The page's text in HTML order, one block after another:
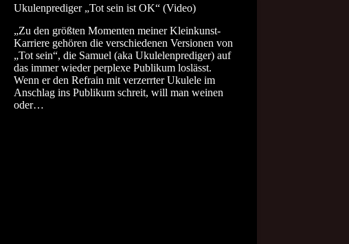
Ukulenprediger „Tot sein ist OK“ (Video)
„Zu den größten Momenten meiner Kleinkunst-
Karriere gehören die verschiedenen Versionen von
„Tot sein“, die Samuel (aka Ukulelenprediger) auf
das immer wieder perplexe Publikum loslässt.
Wenn er den Refrain mit verzerrter Ukulele im
Anschlag ins Publikum schreit, will man weinen
oder…